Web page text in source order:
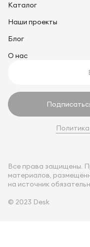
Каталог
Наши проекты
Блог
О нас
Все права защищены.
материалов,
на источник
© 2023 Desk